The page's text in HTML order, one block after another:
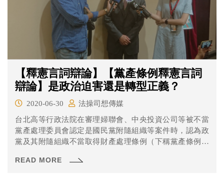
【釋憲言詞辯論】【黨產條例釋憲言詞
辯論】是政治迫害還是轉型正義？
2020-06-30
法操司想傳媒
台北高等行政法院在審理婦聯會、中央投資公司等被不當
黨產處理委員會認定是國民黨附隨組織等案件時，認為政
黨及其附隨組織不當取得財產處理條例（下稱黨產條例）
庭召開釋憲言詞辯論，共數十位代表與鑑定人與會，惟聲
READ MORE